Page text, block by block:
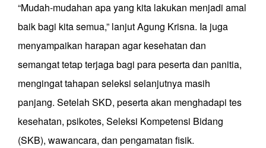
“Mudah-mudahan apa yang kita lakukan menjadi amal
baik bagi kita semua,” lanjut Agung Krisna. Ia juga
menyampaikan harapan agar kesehatan dan
semangat tetap terjaga bagi para peserta dan panitia,
mengingat tahapan seleksi selanjutnya masih
panjang. Setelah SKD, peserta akan menghadapi tes
kesehatan, psikotes, Seleksi Kompetensi Bidang
(SKB), wawancara, dan pengamatan fisik.